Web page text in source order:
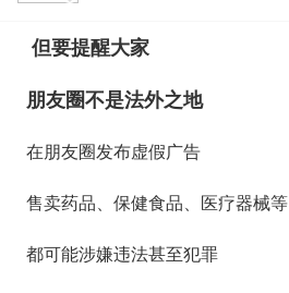
但要提醒大家
朋友圈不是法外之地
在朋友圈发布虚假广告
售卖药品、保健食品、医疗器械等
都可能涉嫌违法甚至犯罪